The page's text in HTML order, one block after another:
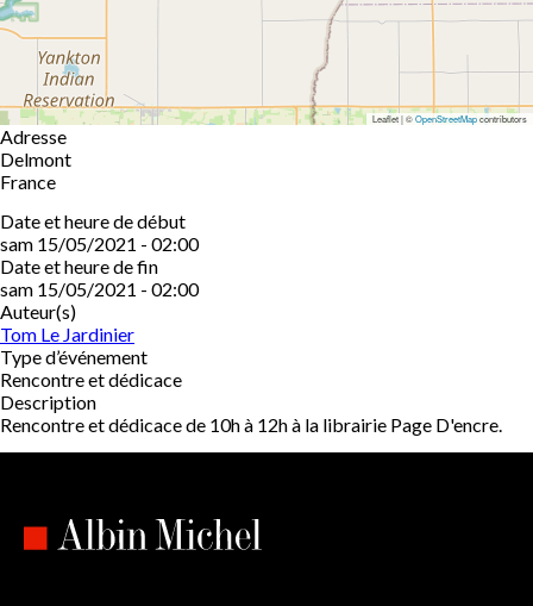
Leaflet | ©OpenStreetMapcontributors
Adresse
Delmont
France
Date et heure de début
sam 15/05/2021 - 02:00
Date et heure de fin
sam 15/05/2021 - 02:00
Auteur(s)
Tom Le Jardinier
Type d’événement
Rencontre et dédicace
Description
Rencontre et dédicace de 10h à 12h à la librairie Page D'encre.